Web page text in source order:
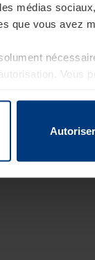
médias
que vous avez
Vous